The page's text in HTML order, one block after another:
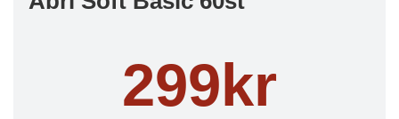
299kr